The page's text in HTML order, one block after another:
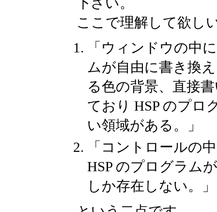
ここで理解して欲し
「ウィンドウの中
ムが自由に書き換
る色の背景、直接
ており HSP のプロ
い領域がある。」
「コントロールの
HSP のプログラム
しか存在しない。」